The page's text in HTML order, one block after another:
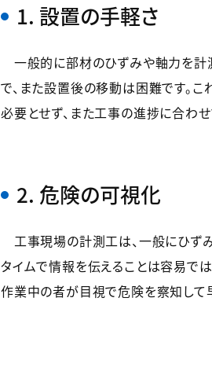
1. 設置の手軽さ
一般的に部材のひずみや軸力を計
で、また設置後の移動は困難です。
必要とせず、また工事の進捗に合わ
2. 危険の可視化
工事現場の計測工は、一般にひず
タイムで情報を伝えることは容易で
作業中の者が目視で危険を察知して